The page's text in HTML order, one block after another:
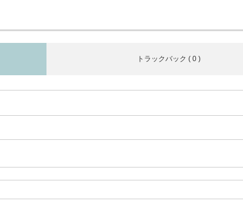
トラックバック ( 0 )